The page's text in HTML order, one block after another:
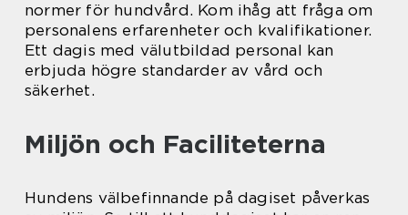
normer för hundvård. Kom ihåg att fråga om
personalens erfarenheter och kvalifikationer.
Ett dagis med välutbildad personal kan
erbjuda högre standarder av vård och
säkerhet.
Miljön och Faciliteterna
Hundens välbefinnande på dagiset påverkas